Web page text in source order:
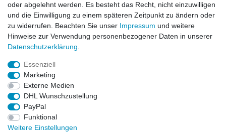
Registrieren
Widerrufsrecht
Datenschutzerklärung
AGB
Impressum
Widerrufsbutton
oder abgelehnt werden. Es besteht das Recht, nicht einzuwilligen
und die Einwilligung zu einem späteren Zeitpunkt zu ändern oder
zu widerrufen. Beachten Sie unser Impressum und weitere
Hinweise zur Verwendung personenbezogener Daten in unserer
Daten­schutz­erklärung
Essenziell
Marketing
Externe Medien
DHL Wunschzustellung
PayPal
Funktional
Weitere Einstellungen